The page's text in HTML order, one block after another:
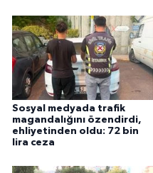
Sosyal medyada trafik
magandalığını özendirdi,
ehliyetinden oldu: 72 bin
lira ceza